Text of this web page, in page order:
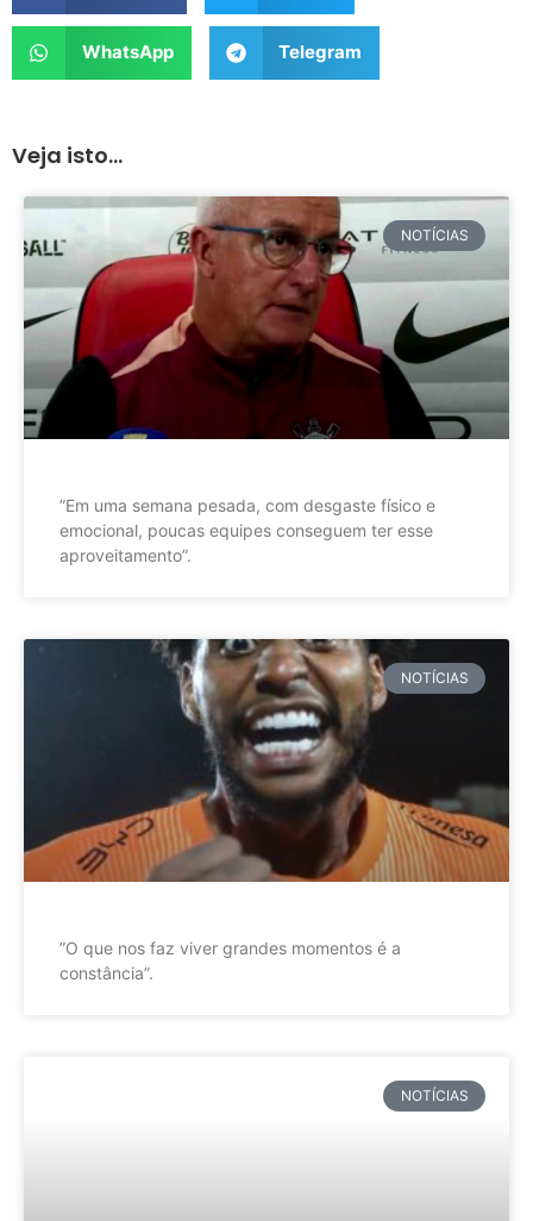
WhatsApp Telegram
Veja isto...
NOTÍCIAS
”Em uma semana pesada, com desgaste físico e
emocional, poucas equipes conseguem ter esse
aproveitamento”.
NOTÍCIAS
”O que nos faz viver grandes momentos é a
constância”.
NOTÍCIAS